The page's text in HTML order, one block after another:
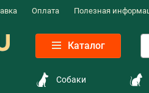
Оплата Полезная
Каталог
Собаки